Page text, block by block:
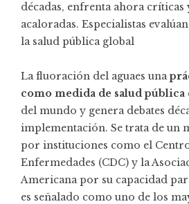
décadas, enfrenta ahora críticas
acaloradas. Especialistas
la salud pública global
La fluoración del aguaes una
como medida de salud pública
del mundo y genera debates
implementación. Se trata de un
por instituciones como el
Enfermedades (CDC) y la
Americana por su capacidad
es señalado como uno de los